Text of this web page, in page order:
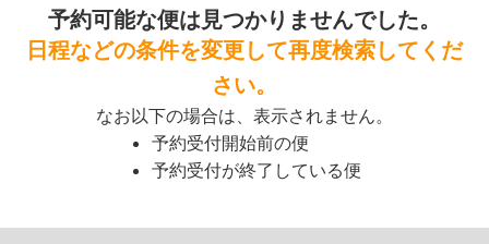
予約可能な便は見つかりませんでした。
日程などの条件を変更して再度検索してくだ
さい。
なお以下の場合は、表示されません。
予約受付開始前の便
予約受付が終了している便